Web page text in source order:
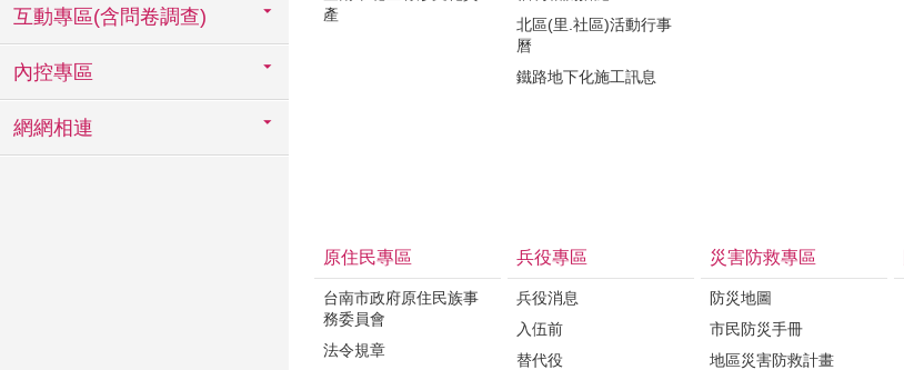
互動專區(含問卷調查)
內控專區
網網相連
產
北區(里.社區)活動行事
曆
鐵路地下化施工訊息
原住民專區
台南市政府原住民族事
務委員會
法令規章
兵役專區
兵役消息
入伍前
替代役
災害防救專區
防災地圖
市民防災手冊
地區災害防救計畫